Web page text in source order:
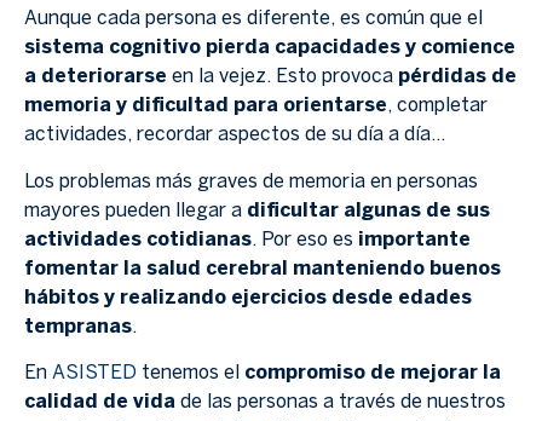
Aunque cada persona es diferente, es común que el
sistema cognitivo pierda capacidades y comience
a deteriorarse en la vejez. Esto provoca pérdidas de
memoria y dificultad para orientarse, completar
actividades, recordar aspectos de su día a día…
Los problemas más graves de memoria en personas
mayores pueden llegar a dificultar algunas de sus
actividades cotidianas. Por eso es importante
fomentar la salud cerebral manteniendo buenos
hábitos y realizando ejercicios desde edades
tempranas.
En ASISTED tenemos el compromiso de mejorar la
calidad de vida de las personas a través de nuestros